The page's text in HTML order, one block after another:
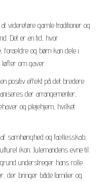
videreføre gamle traditioner og
Det er en tid, hvor
forældre og børn kan dele i
om gaver.
positiv effekt på det bredere
der arrangementer,
og plejehjem, hvilket
samhørighed og fællesskab,
ikon. Julemandens evne til
understreger hans rolle
der bringer både familier og